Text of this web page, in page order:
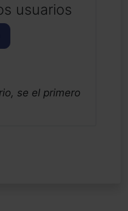
usuarios
se el primero